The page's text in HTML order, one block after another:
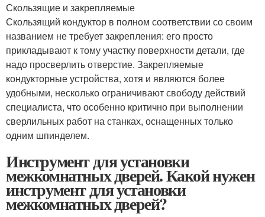
Скользящие и закрепляемые
Скользящий кондуктор в полном соответствии со своим
названием не требует закрепления: его просто
прикладывают к тому участку поверхности детали, где
надо просверлить отверстие. Закрепляемые
кондукторные устройства, хотя и являются более
удобными, несколько ограничивают свободу действий
специалиста, что особенно критично при выполнении
сверлильных работ на станках, оснащенных только
одним шпинделем.
Инструмент для установки
межкомнатных дверей. Какой нужен
инструмент для установки
межкомнатных дверей?